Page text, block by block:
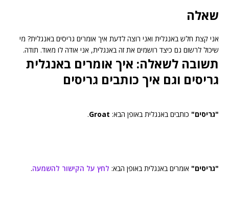
שאלה
אני קצת חלש באנגלית ואני רוצה לדעת איך אומרים גריסים באנגלית? מי
שיכול לרשום גם כיצד רושמים את זה באנגלית, אני אודה לו מאוד. תודה.
תשובה לשאלה: איך אומרים באנגלית
גריסים וגם איך כותבים גריסים
"גריסים" כותבים באנגלית באופן הבא: Groat
.
"גריסים" אומרים באנגלית באופן הבא: לחץ על הקישור להשמעה.